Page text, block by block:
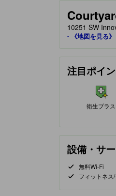
星評価、最高5の内3
tooltip
星評価は、提携サ
10251 SW
- 《地図を見る》
注目ポイ
衛生プラス
24時間フロン
設備・サ
無料Wi-Fi
フィットネス